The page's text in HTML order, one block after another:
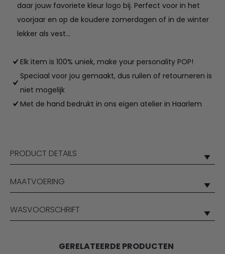
daar jouw favoriete kleur logo bij. Perfect voor in het
voorjaar en op de koudere zomerdagen of in de winter
lekker als vest…
Elk item is 100% uniek, make your personality POP!
Speciaal voor jou gemaakt, dus ruilen of retourneren is
niet mogelijk
Met de hand bedrukt in ons eigen atelier in Haarlem
PRODUCT DETAILS
MAATVOERING
WASVOORSCHRIFT
GERELATEERDE PRODUCTEN